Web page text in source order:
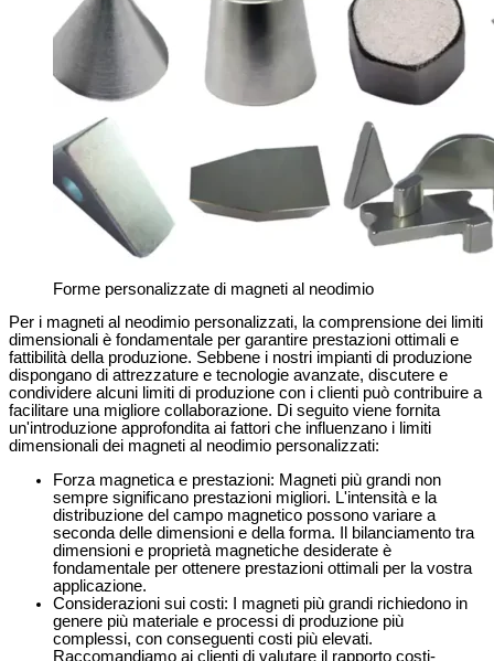
Forme personalizzate di magneti al neodimio
Per i magneti al neodimio personalizzati, la comprensione dei limiti
dimensionali è fondamentale per garantire prestazioni ottimali e
fattibilità della produzione. Sebbene i nostri impianti di produzione
dispongano di attrezzature e tecnologie avanzate, discutere e
condividere alcuni limiti di produzione con i clienti può contribuire a
facilitare una migliore collaborazione. Di seguito viene fornita
un'introduzione approfondita ai fattori che influenzano i limiti
dimensionali dei magneti al neodimio personalizzati:
Forza magnetica e prestazioni: Magneti più grandi non
sempre significano prestazioni migliori. L'intensità e la
distribuzione del campo magnetico possono variare a
seconda delle dimensioni e della forma. Il bilanciamento tra
dimensioni e proprietà magnetiche desiderate è
fondamentale per ottenere prestazioni ottimali per la vostra
applicazione.
Considerazioni sui costi: I magneti più grandi richiedono in
genere più materiale e processi di produzione più
complessi, con conseguenti costi più elevati.
Raccomandiamo ai clienti di valutare il rapporto costi-